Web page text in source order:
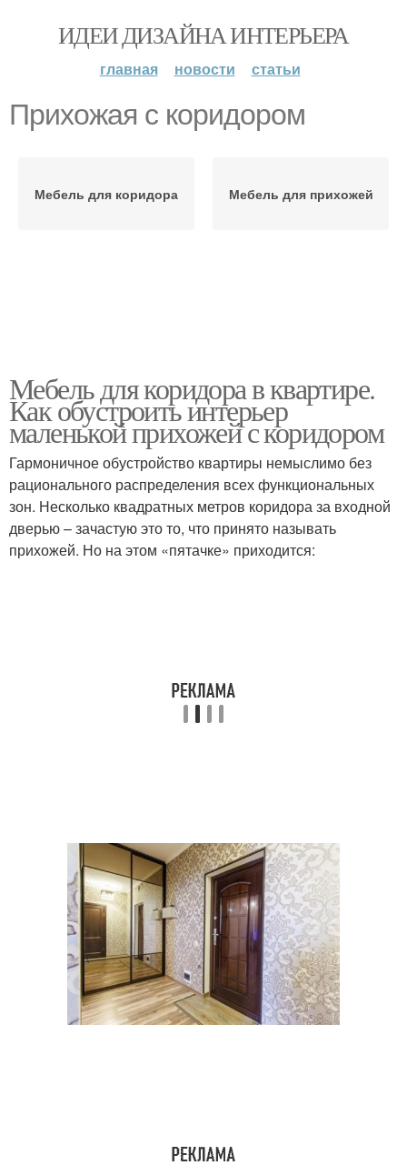
ИДЕИ ДИЗАЙНА ИНТЕРЬЕРА
главная новости статьи
Прихожая с коридором
Мебель для коридора Мебель для прихожей
Мебель для коридора в квартире.
Как обустроить интерьер
маленькой прихожей с коридором
Гармоничное обустройство квартиры немыслимо без
рационального распределения всех функциональных
зон. Несколько квадратных метров коридора за входной
дверью – зачастую это то, что принято называть
прихожей. Но на этом «пятачке» приходится: